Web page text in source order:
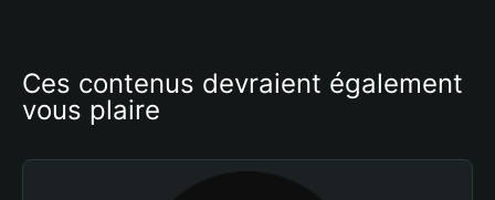
Ces contenus devraient également
vous plaire